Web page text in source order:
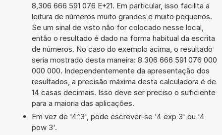
8,306 666 591 076 E+21. Em particular, isso facilita a
leitura de números muito grandes e muito pequenos.
Se um sinal de visto não for colocado nesse local,
então o resultado é dado na forma habitual da escrita
de números. No caso do exemplo acima, o resultado
seria mostrado desta maneira: 8 306 666 591 076 000
000 000. Independentemente da apresentação dos
resultados, a precisão máxima desta calculadora é de
14 casas decimais. Isso deve ser preciso o suficiente
para a maioria das aplicações.
Em vez de '4^3', pode escrever-se '4 exp 3' ou '4
pow 3'.